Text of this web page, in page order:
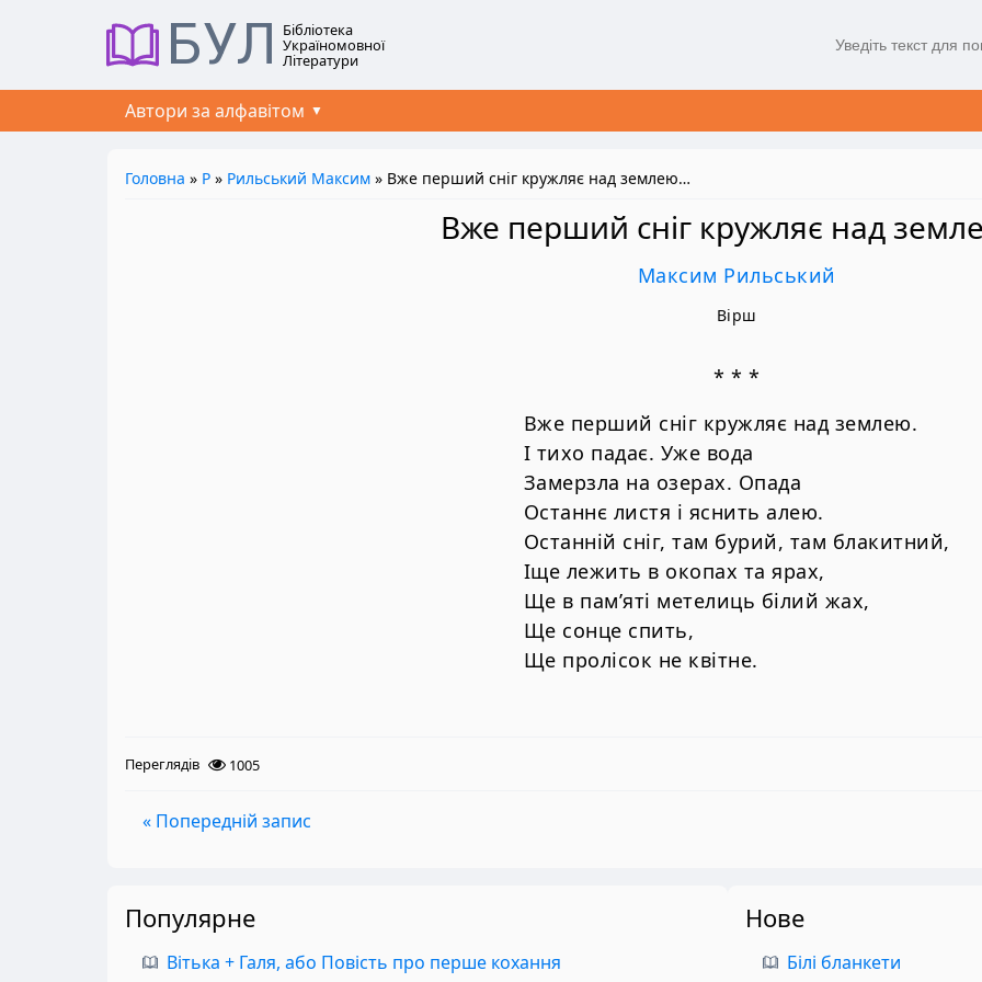
БУЛ Бібліотека
Україномовної
Літератури
Автори за алфавітом
Головна » Р » Рильський Максим » Вже перший сніг кружляє над землею…
Вже перший сніг кружляє над
Максим Рильський
Вірш
* * *
Вже перший сніг кружляє над землею.
І тихо падає. Уже вода
Замерзла на озерах. Опада
Останнє листя і яснить алею.
Останній сніг, там бурий, там блакитний,
Іще лежить в окопах та ярах,
Ще в пам’яті метелиць білий жах,
Ще сонце спить,
Ще пролісок не квітне.
Переглядів 1005
« Попередній запис
Популярне
Вітька + Галя, або Повість про перше кохання
Нове
Білі бланкети